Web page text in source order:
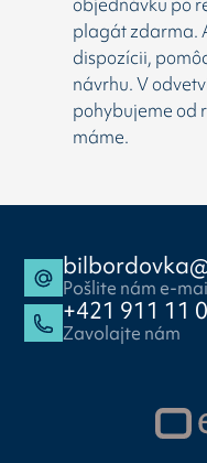
plagát zdarma.
dispozícii,
návrhu. V
pohybujeme od
máme.
Pošlite nám e-
+421 911 11
Zavolajte nám